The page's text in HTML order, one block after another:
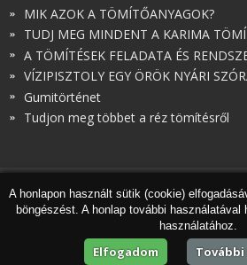
MIK AZOK A TÖMÍTŐANYAGOK?
TUDJ MEG MINDENT A KARIMA
A TÖMÍTÉSEK FELADATA ÉS
VÍZIPISZTOLY EGY ÖRÖK NYÁRI
Gumitörténet
Tudjon meg többet a réz tömítésről
© Török és Társai 2026 -
Honlapkészítés
, webdesign,
Marketing tanácsadónk a
A honlapon használt sütik (cookie)
böngészést. A honlap további
használatához.
Elfogadom